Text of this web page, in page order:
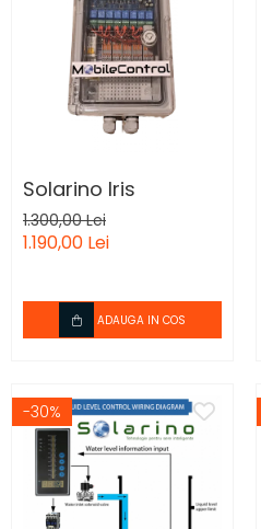
Solarino Iris
1.300,00 Lei
1.190,00 Lei
ADAUGA IN COS
-30%